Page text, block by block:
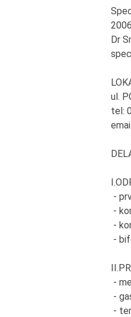
Dr
ul.
tel:
-
-
-
-
-
-
-